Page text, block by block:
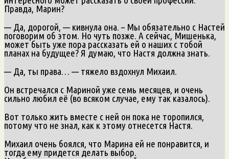
Правда, Марин?
— Да, дорогой, — кивнула она. – Мы обязательно с Настей
поговорим об этом. Но чуть позже. А сейчас, Мишенька,
может быть уже пора рассказать ей о наших с тобой
планах на будущее? Я думаю, что Настя должна знать.
— Да, ты права… — тяжело вздохнул Михаил.
Он встречался с Мариной уже семь месяцев, и очень
сильно любил её (во всяком случае, ему так казалось).
Вот только жить вместе с ней он пока не торопился,
потому что не знал, как к этому отнесется Настя.
Михаил очень боялся, что Марина ей не понравится, и
тогда ему придется делать выбор.